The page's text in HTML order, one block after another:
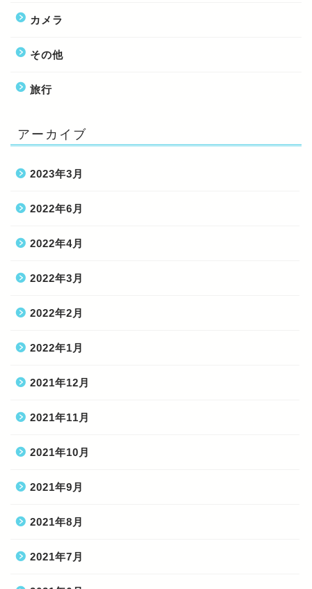
カメラ
その他
旅行
アーカイブ
2023年3月
2022年6月
2022年4月
2022年3月
2022年2月
2022年1月
2021年12月
2021年11月
2021年10月
2021年9月
2021年8月
2021年7月